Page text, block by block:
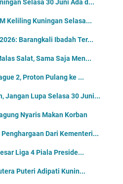
Selasa 30 Juni Ada d...
Keliling Kuningan Selasa...
Barangkali Ibadah Ter...
Salat, Sama Saja Men...
2, Proton Pulang ke ...
Jangan Lupa Selasa 30 Juni...
Nyaris Makan Korban
Dari Kementeri...
Liga 4 Piala Preside...
Puteri Adipati Kunin...